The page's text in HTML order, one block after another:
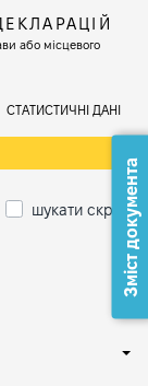
або місцевого
СТАТИСТИЧНІ ДАНІ
шукати скрізьЗміст документа